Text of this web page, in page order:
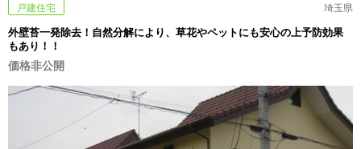
戸建住宅 埼玉県
外壁苔一発除去！自然分解により、草花やペットにも安心の上予防効果
もあり！！
価格非公開